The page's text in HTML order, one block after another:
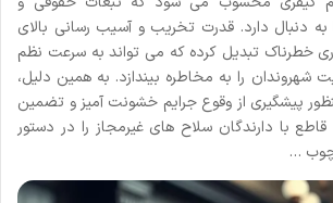
به دنبال دارد. قدرت تخریب و آسیب رسانی بالای
خطرناک تبدیل کرده که می تواند به سرعت نظم
شهروندان را به مخاطره بیندازد. به همین دلیل،
پیشگیری از وقوع جرایم خشونت آمیز و تضمین
با دارندگان سلاح های غیرمجاز را در دستور
…